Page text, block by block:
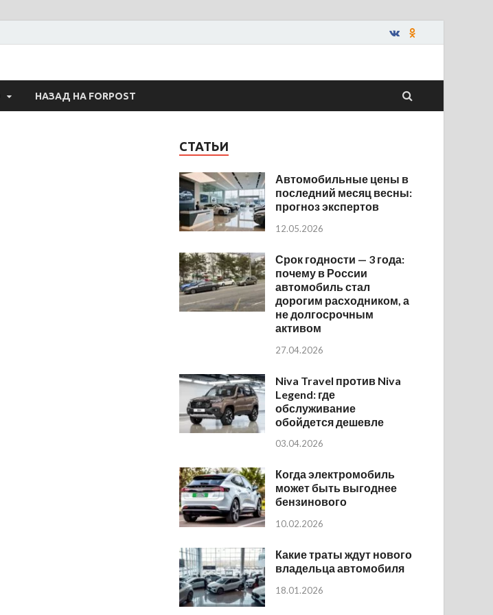
НАЗАД НА FORPOST
СТАТЬИ
Автомобильные цены в
последний месяц весны:
прогноз экспертов
12.05.2026
Срок годности — 3 года:
почему в России
автомобиль стал
дорогим расходником, а
не долгосрочным
активом
27.04.2026
Niva Travel против Niva
Legend: где
обслуживание
обойдется дешевле
03.04.2026
Когда электромобиль
может быть выгоднее
бензинового
10.02.2026
Какие траты ждут нового
владельца автомобиля
18.01.2026